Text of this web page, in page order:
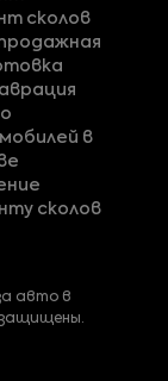
сколов
в
сколов
авто в